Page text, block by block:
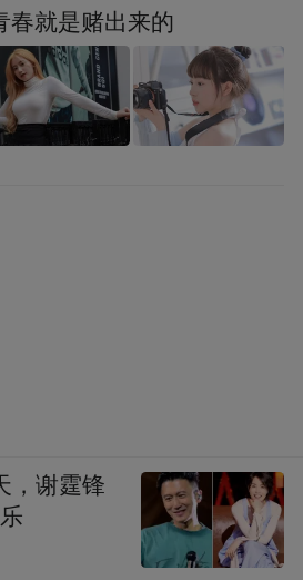
春就是赌出来的
，谢霆锋